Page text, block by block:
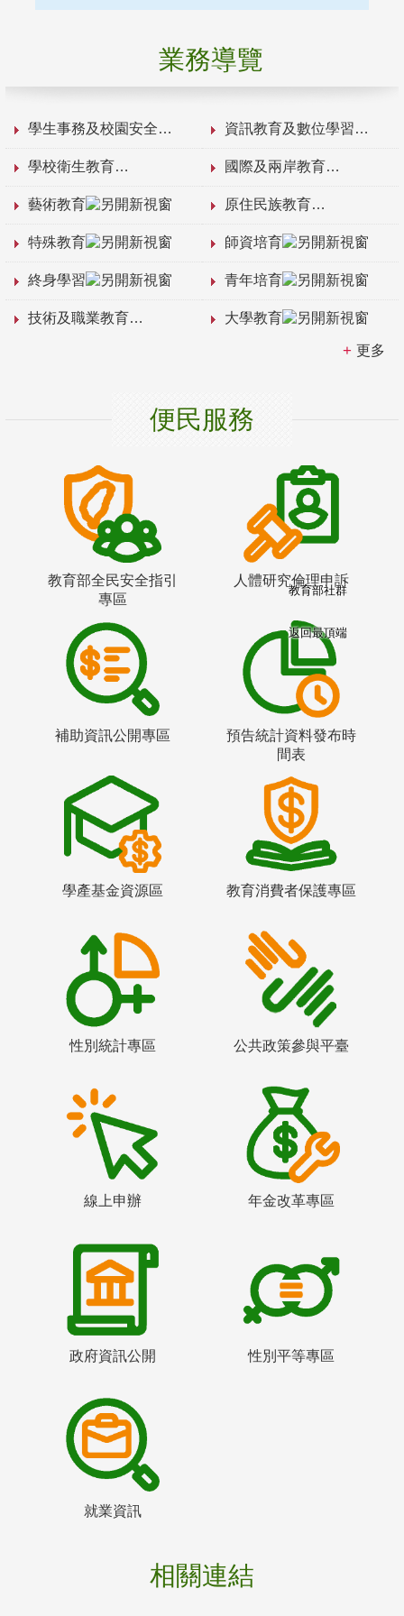
業務導覽
學生事務及校園安全 資訊教育及數位學習
學校衛生教育 國際及兩岸教育
藝術教育 原住民族教育
特殊教育 師資培育
終身學習 青年培育
技術及職業教育 大學教育
更多
便民服務
教育部全民安全指引
專區
人體研究倫理申訴
補助資訊公開專區
預告統計資料發布時
間表
學產基金資源區 教育消費者保護專區
性別統計專區 公共政策參與平臺
線上申辦 年金改革專區
政府資訊公開 性別平等專區
就業資訊
相關連結
教育部社群
返回最頂端